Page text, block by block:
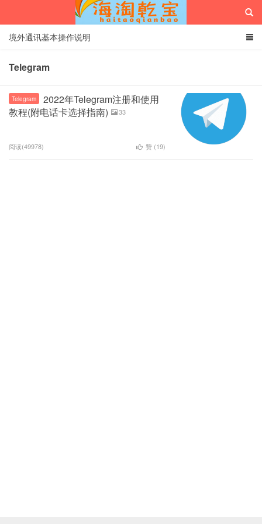
海淘乾宝
境外通讯基本操作说明
Telegram
Telegram
2022年Telegram注册和使用
教程(附电话卡选择指南)
33
阅读(49978) 赞 (19)